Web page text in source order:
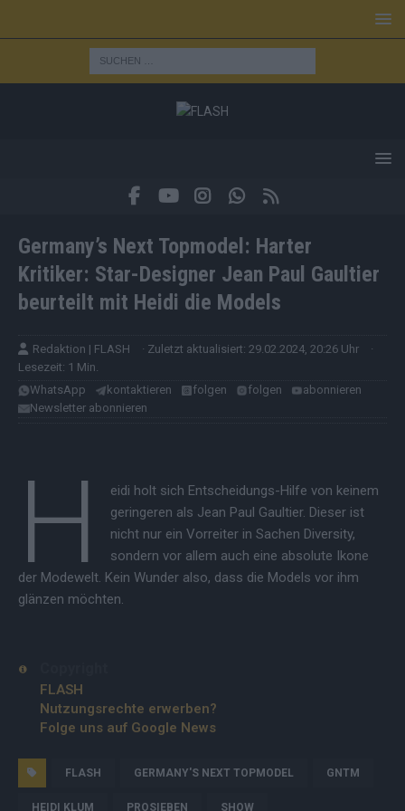
Germany’s Next Topmodel: Harter
Kritiker: Star-Designer Jean Paul Gaultier
beurteilt mit Heidi die Models
Redaktion | FLASH · Zuletzt aktualisiert: 29.02.2024, 20:26 Uhr
·
Lesezeit: 1 Min.
WhatsApp
kontaktieren folgen folgen
abonnieren
Newsletter abonnieren
H
eidi holt sich Entscheidungs-Hilfe von keinem
geringeren als Jean Paul Gaultier. Dieser ist
nicht nur ein Vorreiter in Sachen Diversity,
sondern vor allem auch eine absolute Ikone
der Modewelt. Kein Wunder also, dass die Models vor ihm
glänzen möchten.
FLASH
Nutzungsrechte erwerben?
Folge uns auf Google News
FLASH GERMANY'S NEXT TOPMODEL GNTM
HEIDI KLUM PROSIEBEN SHOW